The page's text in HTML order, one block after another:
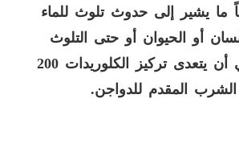
ما يشير إلى حدوث تلوث للماء
أو الحيوان أو حتى التلوث
الصناعي. ولا ينبغي أن يتعدى تركيز الكلوريدات 200
المقدم للدواجن.